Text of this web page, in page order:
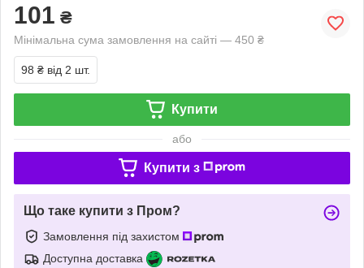
101 ₴
Мінімальна сума замовлення на сайті — 450 ₴
98 ₴ від 2 шт.
Купити
або
Купити з
Що таке купити з Пром?
Замовлення під захистом
Доступна доставка